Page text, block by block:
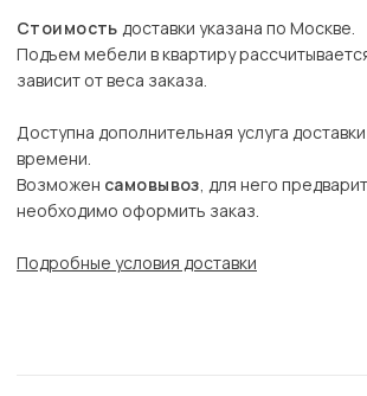
Стоимость доставки указана по Москве.
Подъем мебели в квартиру
зависит от веса заказа.
Доступна дополнительная услуга
времени.
Возможен самовывоз, для него
необходимо оформить заказ.
Подробные условия доставки